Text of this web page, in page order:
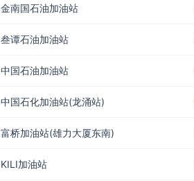
金南国石油加油站
叁谭石油加油站
中国石油加油站
中国石化加油站(龙涌站)
富桥加油站(雄力大厦东南)
KILI加油站